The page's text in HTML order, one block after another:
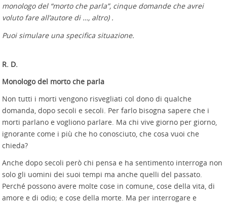
monologo del “morto che parla”, cinque domande che avrei
voluto fare all’autore di …, altro) .
Puoi simulare una specifica situazione.
R. D.
Monologo del morto che parla
Non tutti i morti vengono risvegliati col dono di qualche
domanda, dopo secoli e secoli. Per farlo bisogna sapere che i
morti parlano e vogliono parlare. Ma chi vive giorno per giorno,
ignorante come i più che ho conosciuto, che cosa vuoi che
chieda?
Anche dopo secoli però chi pensa e ha sentimento interroga non
solo gli uomini dei suoi tempi ma anche quelli del passato.
Perché possono avere molte cose in comune, cose della vita, di
amore e di odio; e cose della morte. Ma per interrogare e